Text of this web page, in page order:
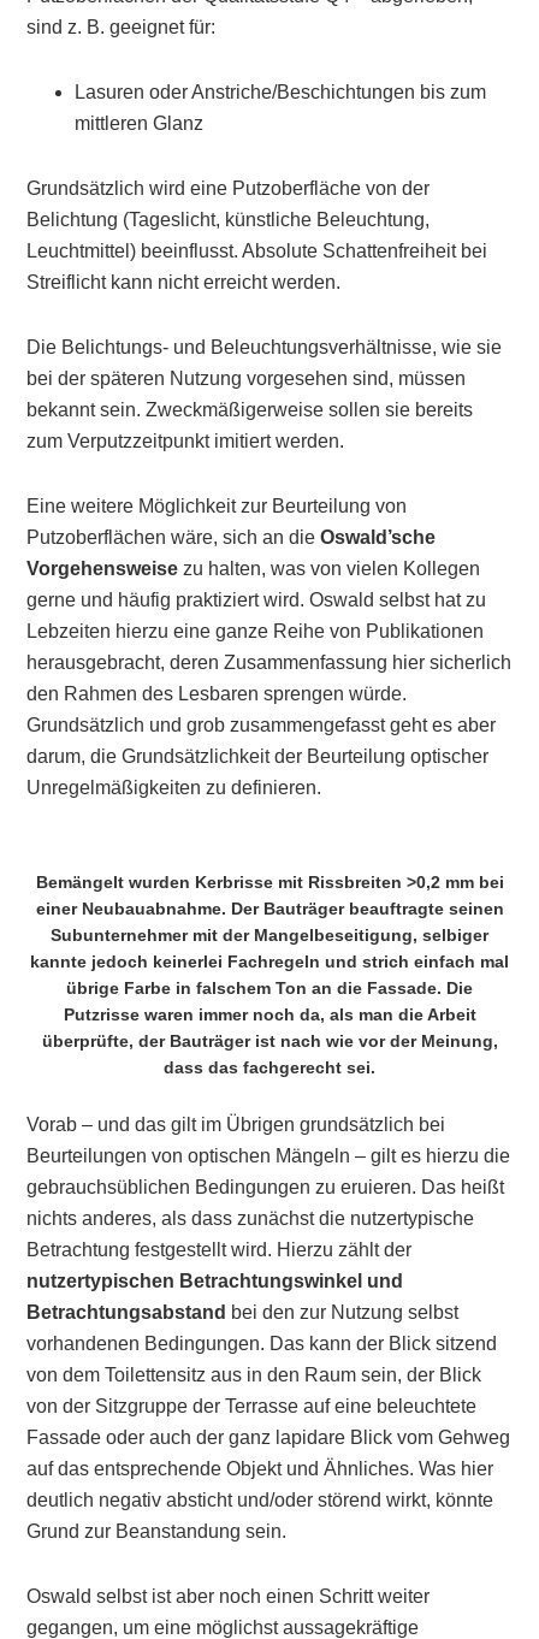
sind z. B. geeignet für:
Lasuren oder Anstriche/Beschichtungen bis zum
mittleren Glanz
Grundsätzlich wird eine Putzoberfläche von der
Belichtung (Tageslicht, künstliche Beleuchtung,
Leuchtmittel) beeinflusst. Absolute Schattenfreiheit bei
Streiflicht kann nicht erreicht werden.
Die Belichtungs- und Beleuchtungsverhältnisse, wie sie
bei der späteren Nutzung vorgesehen sind, müssen
bekannt sein. Zweckmäßigerweise sollen sie bereits
zum Verputzzeitpunkt imitiert werden.
Eine weitere Möglichkeit zur Beurteilung von
Putzoberflächen wäre, sich an dieOswald’sche
Vorgehensweise zu halten, was von vielen Kollegen
gerne und häufig praktiziert wird. Oswald selbst hat zu
Lebzeiten hierzu eine ganze Reihe von Publikationen
herausgebracht, deren Zusammenfassung hier sicherlich
den Rahmen des Lesbaren sprengen würde.
Grundsätzlich und grob zusammengefasst geht es aber
darum, die Grundsätzlichkeit der Beurteilung optischer
Unregelmäßigkeiten zu definieren.
Bemängelt wurden Kerbrisse mit Rissbreiten >0,2 mm bei
einer Neubauabnahme. Der Bauträger beauftragte seinen
Subunternehmer mit der Mangelbeseitigung, selbiger
kannte jedoch keinerlei Fachregeln und strich einfach mal
übrige Farbe in falschem Ton an die Fassade. Die
Putzrisse waren immer noch da, als man die Arbeit
überprüfte, der Bauträger ist nach wie vor der Meinung,
dass das fachgerecht sei.
Vorab – und das gilt im Übrigen grundsätzlich bei
Beurteilungen von optischen Mängeln – gilt es hierzu die
gebrauchsüblichen Bedingungen zu eruieren. Das heißt
nichts anderes, als dass zunächst die nutzertypische
Betrachtung festgestellt wird. Hierzu zählt der
nutzertypischen Betrachtungswinkel und
Betrachtungsabstand bei den zur Nutzung selbst
vorhandenen Bedingungen. Das kann der Blick sitzend
von dem Toilettensitz aus in den Raum sein, der Blick
von der Sitzgruppe der Terrasse auf eine beleuchtete
Fassade oder auch der ganz lapidare Blick vom Gehweg
auf das entsprechende Objekt und Ähnliches. Was hier
deutlich negativ absticht und/oder störend wirkt, könnte
Grund zur Beanstandung sein.
Oswald selbst ist aber noch einen Schritt weiter
gegangen, um eine möglichst aussagekräftige